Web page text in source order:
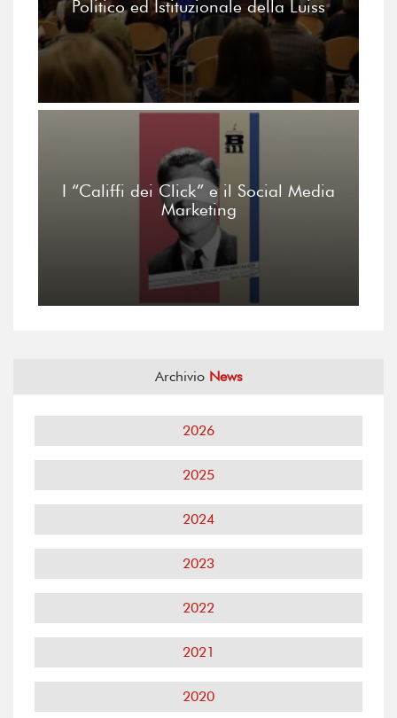
Politico ed Istituzionale della Luiss
I “Califfi dei Click” e il Social Media
Marketing
Archivio News
2026
2025
2024
2023
2022
2021
2020